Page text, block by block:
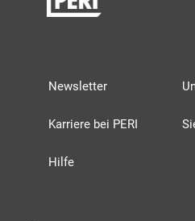
Newsletter
Karriere bei PERI
Hilfe